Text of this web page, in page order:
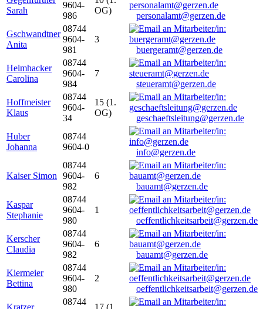
Sarah
9604-
986
OG)
personalamt@gerzen.de
Gschwandtner
Anita
08744
9604-
981
3
buergeramt@gerzen.de
Helmhacker
Carolina
08744
9604-
984
7
steueramt@gerzen.de
Hoffmeister
Klaus
08744
9604-
34
15 (1.
OG)
geschaeftsleitung@gerzen.de
Huber
Johanna
08744
9604-0
info@gerzen.de
Kaiser Simon
08744
9604-
982
6
bauamt@gerzen.de
Kaspar
Stephanie
08744
9604-
980
1
oeffentlichkeitsarbeit@gerzen.de
Kerscher
Claudia
08744
9604-
982
6
bauamt@gerzen.de
Kiermeier
Bettina
08744
9604-
980
2
oeffentlichkeitsarbeit@gerzen.de
Kratzer
08744
17 (1.